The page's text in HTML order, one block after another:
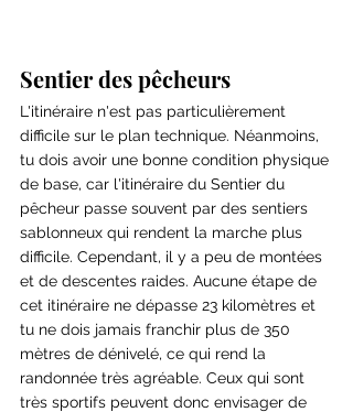
Sentier des pêcheurs
L'itinéraire n'est pas particulièrement
difficile sur le plan technique. Néanmoins,
tu dois avoir une bonne condition physique
de base, car l'itinéraire du Sentier du
pêcheur passe souvent par des sentiers
sablonneux qui rendent la marche plus
difficile. Cependant, il y a peu de montées
et de descentes raides. Aucune étape de
cet itinéraire ne dépasse 23 kilomètres et
tu ne dois jamais franchir plus de 350
mètres de dénivelé, ce qui rend la
randonnée très agréable. Ceux qui sont
très sportifs peuvent donc envisager de